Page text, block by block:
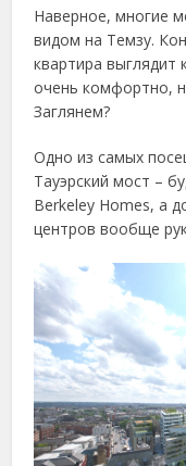
Наверное, многие
видом на Темзу.
квартира выглядит
очень комфортно,
Заглянем?
Одно из самых
Тауэрский мост –
Berkeley Homes, а
центров вообще